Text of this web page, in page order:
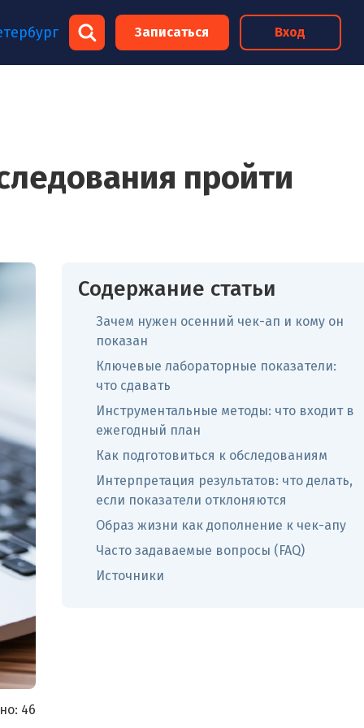
Записаться Вход
пройти
46
Содержание статьи
Зачем нужен осенний чек-ап и кому он
показан
Ключевые лабораторные показатели:
что сдавать
Инструментальные методы: что входит в
ежегодный план
Как подготовиться к обследованиям
Интерпретация результатов: что делать,
если показатели отклоняются
Образ жизни как дополнение к чек-апу
Часто задаваемые вопросы (FAQ)
Источники
×